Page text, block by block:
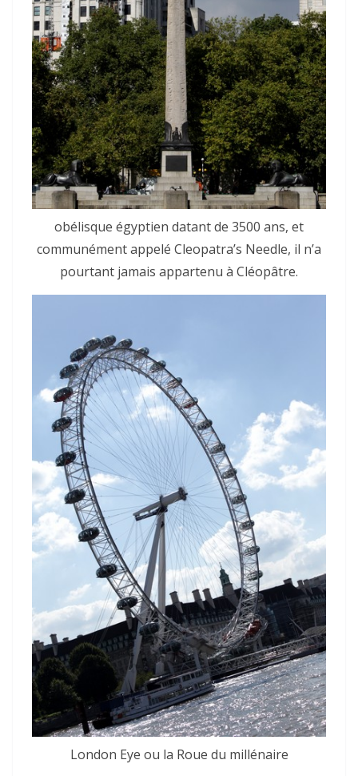
obélisque égyptien datant de 3500 ans, et
communément appelé Cleopatra’s Needle, il n’a
pourtant jamais appartenu à Cléopâtre.
London Eye ou la Roue du millénaire